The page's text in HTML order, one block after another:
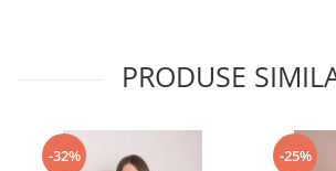
PRODUSE
-32% -25%